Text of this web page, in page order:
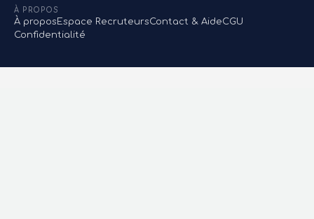
À PROPOS
À propos Espace RecruteursContact & AideCGU
Confidentialité